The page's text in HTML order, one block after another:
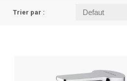
Trier par :